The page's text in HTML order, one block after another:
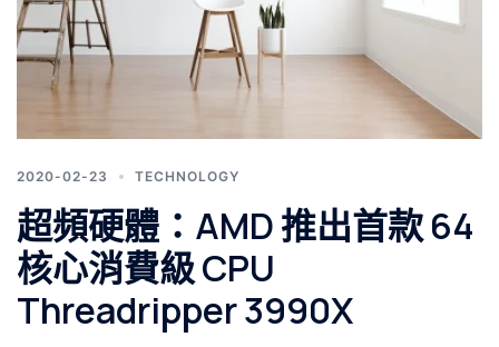
2020-02-23 TECHNOLOGY
超頻硬體：AMD 推出首款 64
核心消費級 CPU
Threadripper 3990X